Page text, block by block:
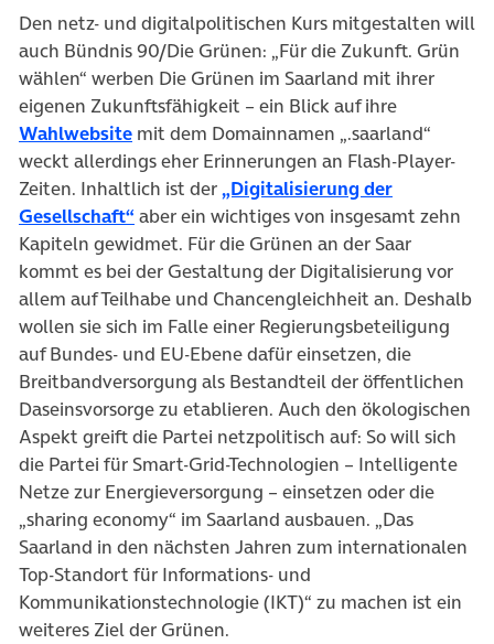
Den netz- und digitalpolitischen Kurs mitgestalten will
auch Bündnis 90/Die Grünen: „Für die Zukunft. Grün
wählen“ werben Die Grünen im Saarland mit ihrer
eigenen Zukunftsfähigkeit – ein Blick auf ihre
Wahlwebsite(öffnet in neuem Tab)
mit dem Domainnamen „.saarland“
weckt allerdings eher Erinnerungen an Flash-Player-
Zeiten. Inhaltlich ist der„Digitalisierung der
Gesellschaft“ (öffnet in neuem Tab)
aber ein wichtiges von insgesamt zehn
Kapiteln gewidmet. Für die Grünen an der Saar
kommt es bei der Gestaltung der Digitalisierung vor
allem auf Teilhabe und Chancengleichheit an. Deshalb
wollen sie sich im Falle einer Regierungsbeteiligung
auf Bundes- und EU-Ebene dafür einsetzen, die
Breitbandversorgung als Bestandteil der öffentlichen
Daseinsvorsorge zu etablieren. Auch den ökologischen
Aspekt greift die Partei netzpolitisch auf: So will sich
die Partei für Smart-Grid-Technologien – Intelligente
Netze zur Energieversorgung – einsetzen oder die
„sharing economy“ im Saarland ausbauen. „Das
Saarland in den nächsten Jahren zum internationalen
Top-Standort für Informations- und
Kommunikationstechnologie (IKT)“ zu machen ist ein
weiteres Ziel der Grünen.